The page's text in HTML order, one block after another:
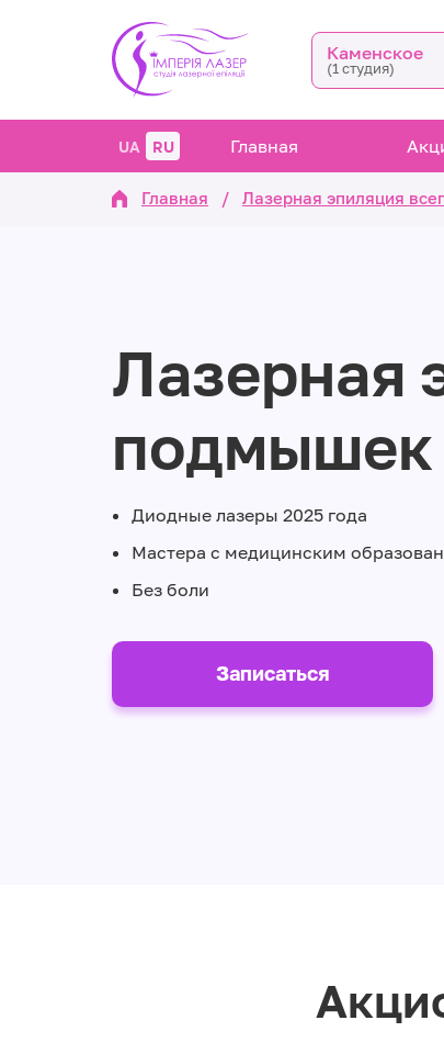
Каменское
(1 студия)
UA RU Главная
Главная / Лазерная эпиляция
Лазерная
подмышек
Диодные лазеры 2025 года
Мастера с медицинским
Без боли
Записаться